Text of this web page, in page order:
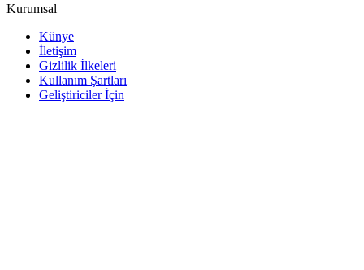
Kurumsal
Künye
İletişim
Gizlilik İlkeleri
Kullanım Şartları
Geliştiriciler İçin